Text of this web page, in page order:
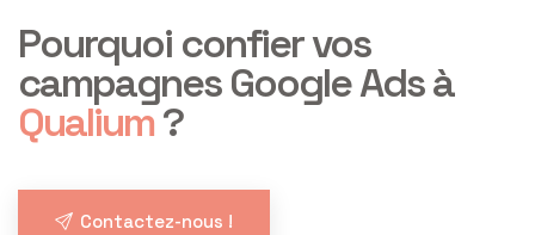
Pourquoi confier vos
campagnes Google Ads à
Qualium?
Contactez-nous !